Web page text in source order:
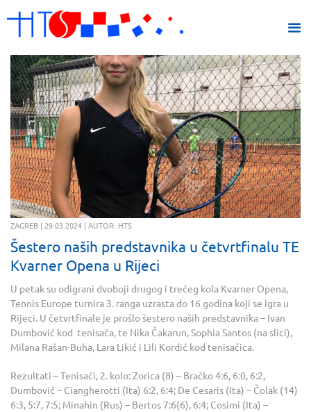
ZAGREB | 29.03.2024 | AUTOR: HTS
Šestero naših predstavnika u četvrtfinalu TE
Kvarner Opena u Rijeci
U petak su odigrani dvoboji drugog i trećeg kola Kvarner Opena,
Tennis Europe turnira 3. ranga uzrasta do 16 godina koji se igra u
Rijeci. U četvrtfinale je prošlo šestero naših predstavnika – Ivan
Dumbović kod tenisača, te Nika Čakarun, Sophia Santos (na slici),
Milana Rašan-Buha, Lara Likić i Lili Kordić kod tenisačica.
Rezultati – Tenisači, 2. kolo: Zorica (8) – Bračko 4:6, 6:0, 6:2,
Dumbović – Ciangherotti (Ita) 6:2, 6:4; De Cesaris (Ita) – Čolak (14)
6:3, 5:7, 7:5; Minahin (Rus) – Bertos 7:6(6), 6:4; Cosimi (Ita) –